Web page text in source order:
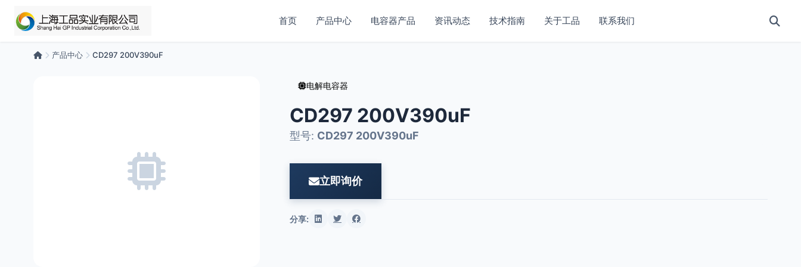
首页 产品中心 电容器产品 资讯动态 技术指南 关于工品 联系我们
产品中心 CD297 200V390uF
电解电容器
CD297 200V390uF
型号: CD297 200V390uF
立即询价
分享: